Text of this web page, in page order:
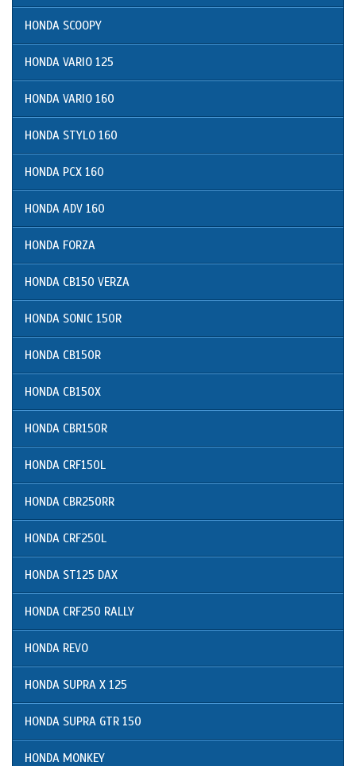
HONDA SCOOPY
HONDA VARIO 125
HONDA VARIO 160
HONDA STYLO 160
HONDA PCX 160
HONDA ADV 160
HONDA FORZA
HONDA CB150 VERZA
HONDA SONIC 150R
HONDA CB150R
HONDA CB150X
HONDA CBR150R
HONDA CRF150L
HONDA CBR250RR
HONDA CRF250L
HONDA ST125 DAX
HONDA CRF250 RALLY
HONDA REVO
HONDA SUPRA X 125
HONDA SUPRA GTR 150
HONDA MONKEY